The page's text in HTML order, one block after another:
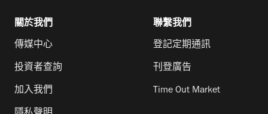
關於我們
傳媒中心
投資者查詢
加入我們
聯繫我們
登記定期通訊
刊登廣告
Time Out Market